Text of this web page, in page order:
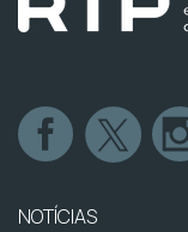
NOTÍCIAS